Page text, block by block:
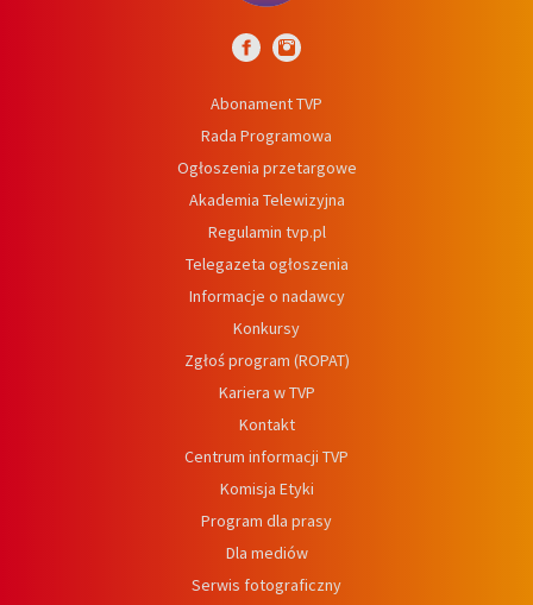
Abonament TVP
Rada Programowa
Ogłoszenia przetargowe
Akademia Telewizyjna
Regulamin tvp.pl
Telegazeta ogłoszenia
Informacje o nadawcy
Konkursy
Zgłoś program (ROPAT)
Kariera w TVP
Kontakt
Centrum informacji TVP
Komisja Etyki
Program dla prasy
Dla mediów
Serwis fotograficzny